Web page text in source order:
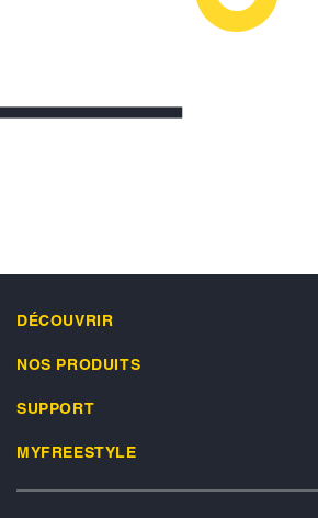
DÉCOUVRIR
NOS PRODUITS
SUPPORT
MYFREESTYLE